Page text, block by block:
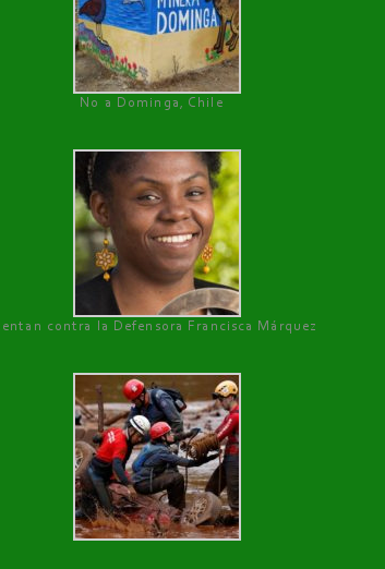
No a Dominga, Chile
contra la Defensora Francisca Márquez